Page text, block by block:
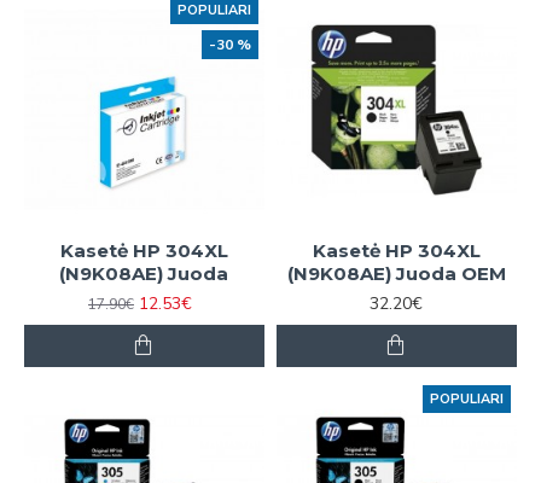
POPULIARI
-30 %
Kasetė HP 304XL
(N9K08AE) Juoda
17.90€ 12.53€
Kasetė HP 304XL
(N9K08AE) Juoda OEM
32.20€
POPULIARI